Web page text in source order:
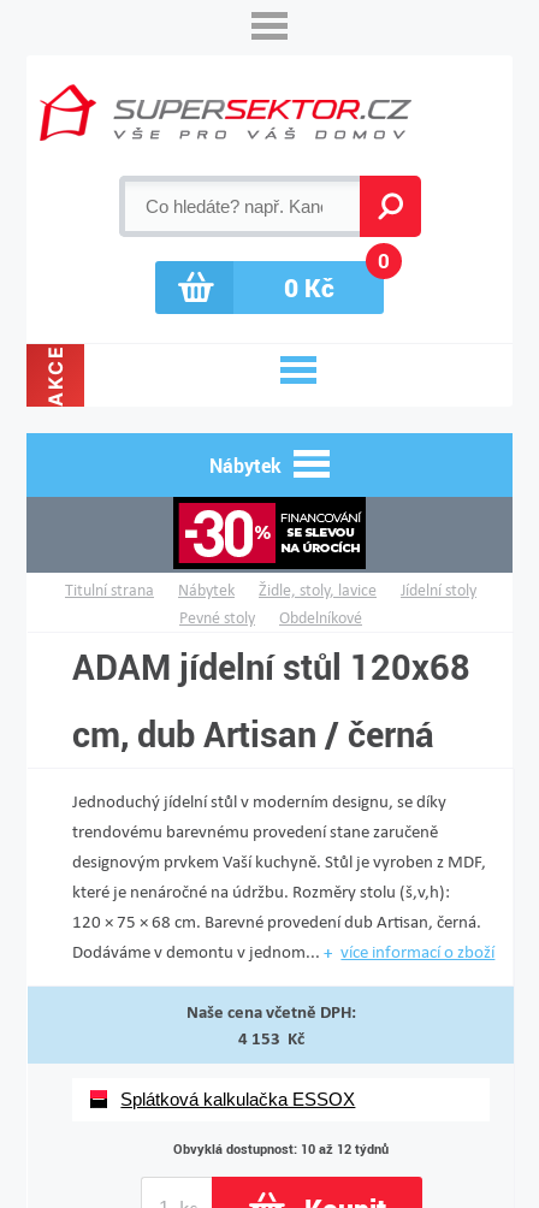
0Kč
0
AKCE
Nábytek
Titulní strana Nábytek Židle, stoly, lavice
Jídelní stoly
Pevné stoly
Obdelníkové
ADAM jídelní stůl 120x68
cm, dub Artisan / černá
Jednoduchý jídelní stůl v moderním designu, se díky
trendovému barevnému provedení stane zaručeně
designovým prvkem Vaší kuchyně. Stůl je vyroben z MDF,
které je nenáročné na údržbu. Rozměry stolu (š,v,h):
120 × 75 × 68 cm. Barevné provedení dub Artisan, černá.
Dodáváme v demontu v jednom...
více informací o zboží
Naše cena včetně DPH:
4 153 Kč
Splátková kalkulačka ESSOX
Obvyklá dostupnost: 10 až 12 týdnů